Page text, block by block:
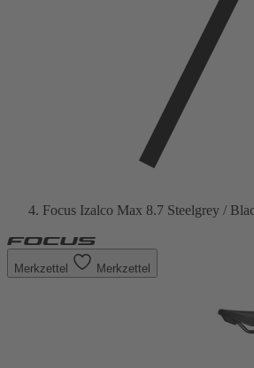
Focus Izalco Max 8.7 Steelgrey /
Merkzettel Merkzettel